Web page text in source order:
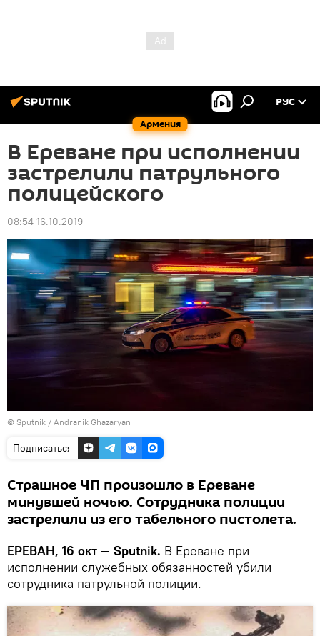
Армения
РУС
В Ереване при исполнении
застрелили патрульного
полицейского
08:54 16.10.2019
© Sputnik / Andranik Ghazaryan
Подписаться
Страшное ЧП произошло в Ереване
минувшей ночью. Сотрудника полиции
застрелили из его табельного пистолета.
ЕРЕВАН, 16 окт — Sputnik. В Ереване при
исполнении служебных обязанностей убили
сотрудника патрульной полиции.